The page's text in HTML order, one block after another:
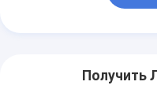
Получить